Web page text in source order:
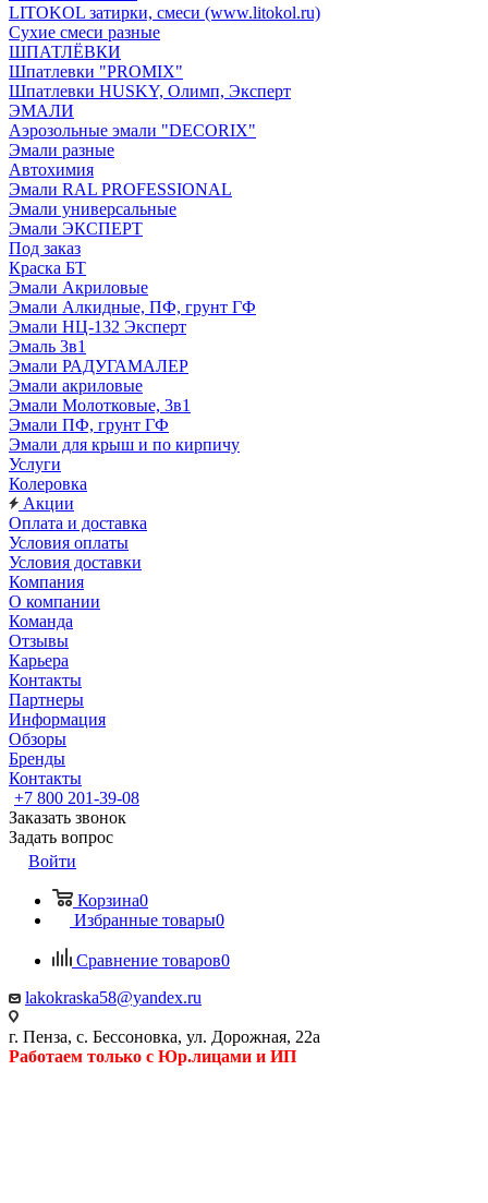
LITOKOL затирки, смеси (www.litokol.ru)
Сухие смеси разные
ШПАТЛЁВКИ
Шпатлевки "PROMIX"
Шпатлевки HUSKY, Олимп, Эксперт
ЭМАЛИ
Аэрозольные эмали "DECORIX"
Эмали разные
Автохимия
Эмали RAL PROFESSIONAL
Эмали универсальные
Эмали ЭКСПЕРТ
Под заказ
Краска БТ
Эмали Акриловые
Эмали Алкидные, ПФ, грунт ГФ
Эмали НЦ-132 Эксперт
Эмаль 3в1
Эмали РАДУГАМАЛЕР
Эмали акриловые
Эмали Молотковые, 3в1
Эмали ПФ, грунт ГФ
Эмали для крыш и по кирпичу
Услуги
Колеровка
Акции
Оплата и доставка
Условия оплаты
Условия доставки
Компания
О компании
Команда
Отзывы
Карьера
Контакты
Партнеры
Информация
Обзоры
Бренды
Контакты
+7 800 201-39-08
Заказать звонок
Задать вопрос
Войти
Корзина0
Избранные товары0
Сравнение товаров0
lakokraska58@yandex.ru
г. Пенза, с. Бессоновка, ул. Дорожная, 22а
Работаем только с Юр.лицами и ИП